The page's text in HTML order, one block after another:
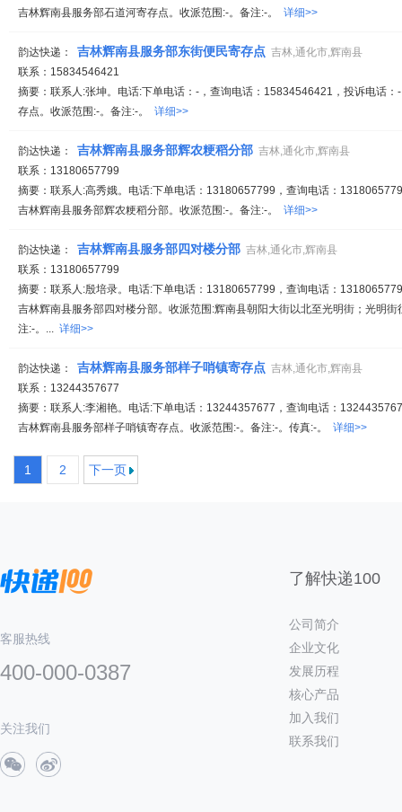
吉林辉南县服务部石道河寄存点。收派范围:-。备注:-。 详细>>
韵达快递： 吉林辉南县服务部东街便民寄存点 吉林,通化市,辉南县
联系：15834546421
摘要：联系人:张坤。电话:下单电话：-，查询电话：15834546421，投诉电话
存点。收派范围:-。备注:-。 详细>>
韵达快递： 吉林辉南县服务部辉农粳稻分部 吉林,通化市,辉南县
联系：13180657799
摘要：联系人:高秀娥。电话:下单电话：13180657799，查询电话：
吉林辉南县服务部辉农粳稻分部。收派范围:-。备注:-。 详细>>
韵达快递： 吉林辉南县服务部四对楼分部 吉林,通化市,辉南县
联系：13180657799
摘要：联系人:殷培录。电话:下单电话：13180657799，查询电话：
吉林辉南县服务部四对楼分部。收派范围:辉南县朝阳大街以北至光明街；光明
注:-。... 详细>>
韵达快递： 吉林辉南县服务部样子哨镇寄存点 吉林,通化市,辉南县
联系：13244357677
摘要：联系人:李湘艳。电话:下单电话：13244357677，查询电话：
吉林辉南县服务部样子哨镇寄存点。收派范围:-。备注:-。传真:-。 详细>>
1 2 下一页
客服热线
400-000-0387
关注我们
了解快递100
公司简介
企业文化
发展历程
核心产品
加入我们
联系我们